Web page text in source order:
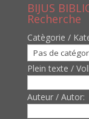
BIJUS
Recherche
Catègorie /
Plein texte /
Auteur / Autor: